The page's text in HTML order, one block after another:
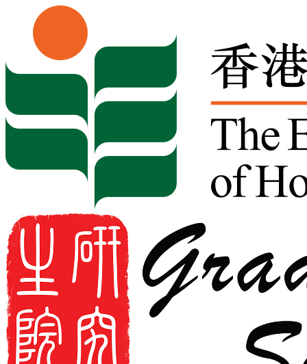
Skip to content